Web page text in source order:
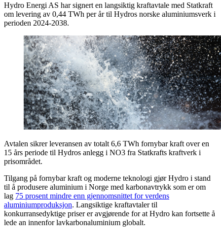
Hydro Energi AS har signert en langsiktig kraftavtale med Statkraft
om levering av 0,44 TWh per år til Hydros norske aluminiumsverk i
perioden 2024-2038.
Avtalen sikrer leveransen av totalt 6,6 TWh fornybar kraft over en
15 års periode til Hydros anlegg i NO3 fra Statkrafts kraftverk i
prisområdet.
Tilgang på fornybar kraft og moderne teknologi gjør Hydro i stand
til å produsere aluminium i Norge med karbonavtrykk som er om
lag 75 prosent mindre enn gjennomsnittet for verdens
aluminiumproduksjon. Langsiktige kraftavtaler til
konkurransedyktige priser er avgjørende for at Hydro kan fortsette å
lede an innenfor lavkarbonaluminium globalt.